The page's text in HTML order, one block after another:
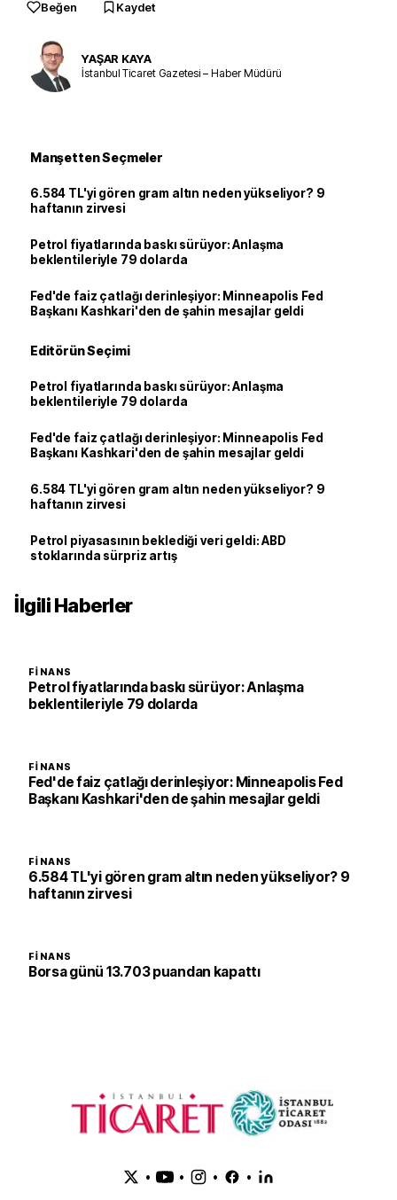
Beğen Kaydet
YAŞAR KAYA
İstanbul Ticaret Gazetesi – Haber Müdürü
Manşetten Seçmeler
6.584 TL'yi gören gram altın neden yükseliyor? 9
haftanın zirvesi
Petrol fiyatlarında baskı sürüyor: Anlaşma
beklentileriyle 79 dolarda
Fed'de faiz çatlağı derinleşiyor: Minneapolis Fed
Başkanı Kashkari'den de şahin mesajlar geldi
Editörün Seçimi
Petrol fiyatlarında baskı sürüyor: Anlaşma
beklentileriyle 79 dolarda
Fed'de faiz çatlağı derinleşiyor: Minneapolis Fed
Başkanı Kashkari'den de şahin mesajlar geldi
6.584 TL'yi gören gram altın neden yükseliyor? 9
haftanın zirvesi
Petrol piyasasının beklediği veri geldi: ABD
stoklarında sürpriz artış
İlgili Haberler
FINANS
Petrol fiyatlarında baskı sürüyor: Anlaşma
beklentileriyle 79 dolarda
FINANS
Fed'de faiz çatlağı derinleşiyor: Minneapolis Fed
Başkanı Kashkari'den de şahin mesajlar geldi
FINANS
6.584 TL'yi gören gram altın neden yükseliyor? 9
haftanın zirvesi
FINANS
Borsa günü 13.703 puandan kapattı
• • • •